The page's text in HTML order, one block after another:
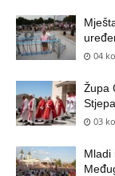
04
Župa
03
Mladi